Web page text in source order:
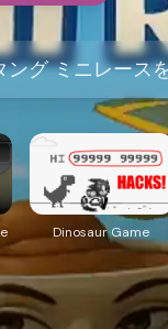
グ ミニレース
Dinosaur Game